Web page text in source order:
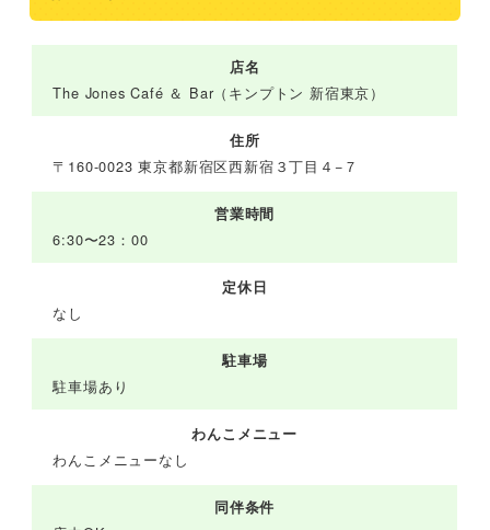
店名
The Jones Café ＆ Bar（キンプトン 新宿東京）
住所
〒160-0023 東京都新宿区西新宿３丁目４−７
営業時間
6:30〜23：00
定休日
なし
駐車場
駐車場あり
わんこメニュー
わんこメニューなし
同伴条件